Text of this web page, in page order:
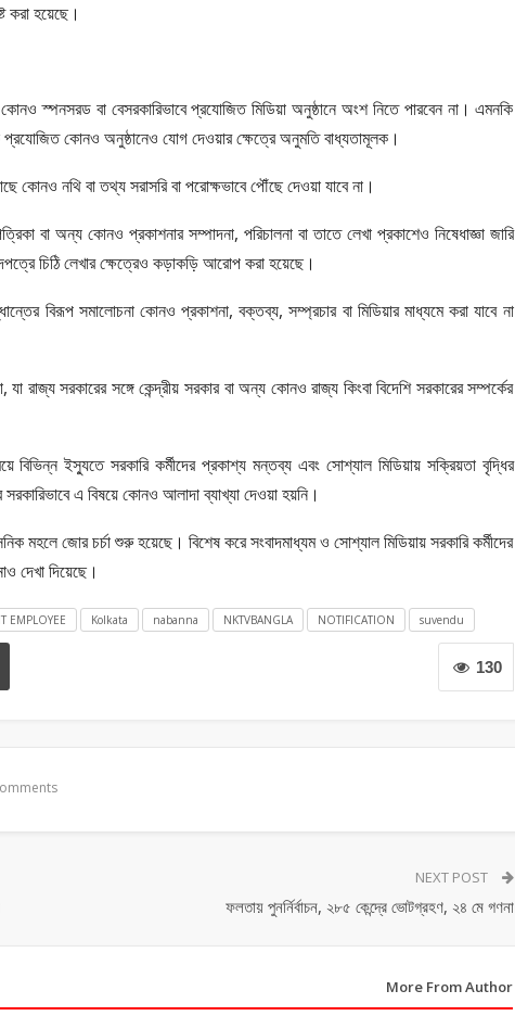
করা হয়েছে।
কোনও স্পনসরড বা বেসরকারিভাবে প্রযোজিত মিডিয়া অনুষ্ঠানে অংশ নিতে পারবেন না। এমনকি
প্রযোজিত কোনও অনুষ্ঠানেও যোগ দেওয়ার ক্ষেত্রে অনুমতি বাধ্যতামূলক।
কোনও নথি বা তথ্য সরাসরি বা পরোক্ষভাবে পৌঁছে দেওয়া যাবে না।
বা অন্য কোনও প্রকাশনার সম্পাদনা, পরিচালনা বা তাতে লেখা প্রকাশেও নিষেধাজ্ঞা জারি
চিঠি লেখার ক্ষেত্রেও কড়াকড়ি আরোপ করা হয়েছে।
বিরূপ সমালোচনা কোনও প্রকাশনা, বক্তব্য, সম্প্রচার বা মিডিয়ার মাধ্যমে করা যাবে না
রাজ্য সরকারের সঙ্গে কেন্দ্রীয় সরকার বা অন্য কোনও রাজ্য কিংবা বিদেশি সরকারের সম্পর্কের
বিভিন্ন ইস্যুতে সরকারি কর্মীদের প্রকাশ্য মন্তব্য এবং সোশ্যাল মিডিয়ায় সক্রিয়তা বৃদ্ধির
এ বিষয়ে কোনও আলাদা ব্যাখ্যা দেওয়া হয়নি।
মহলে জোর চর্চা শুরু হয়েছে। বিশেষ করে সংবাদমাধ্যম ও সোশ্যাল মিডিয়ায় সরকারি কর্মীদের
দেখা দিয়েছে।
EMPLOYEE Kolkata nabanna NKTVBANGLA NOTIFICATION suvendu
130
NEXT POST
ফলতায় পুনর্নির্বাচন, ২৮৫ কেন্দ্রে ভোটগ্রহণ, ২৪ মে গণনা
More From Author